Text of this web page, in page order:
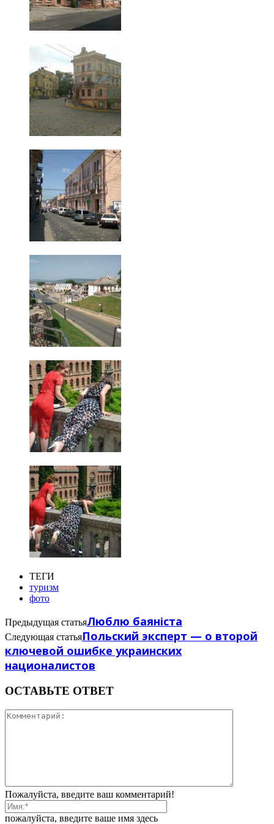
ТЕГИ
туризм
фото
Предыдущая статьяЛюблю баяніста
Следующая статьяПольский эксперт — о второй
ключевой ошибке украинских
националистов
ОСТАВЬТЕ ОТВЕТ
Пожалуйста, введите ваш комментарий!
пожалуйста, введите ваше имя здесь